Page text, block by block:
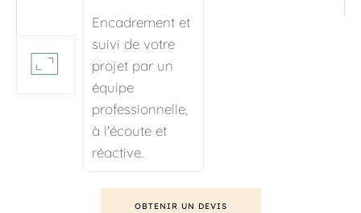
Encadrement et
suivi de votre
projet par un
équipe
professionnelle,
à l'écoute et
réactive.
OBTENIR UN DEVIS